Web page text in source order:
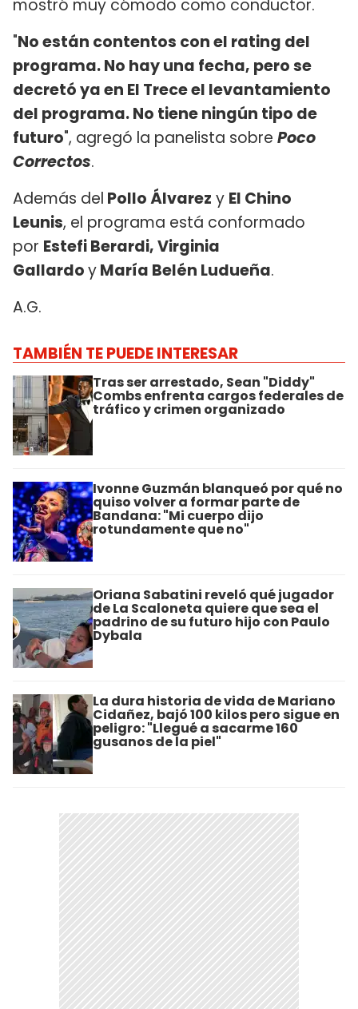
mostró muy cómodo como conductor.
"No están contentos con el rating del
programa. No hay una fecha, pero se
decretó ya en El Trece el levantamiento
del programa. No tiene ningún tipo de
futuro", agregó la panelista sobre Poco
Correctos.
Además del Pollo Álvarez y El Chino
Leunis, el programa está conformado
por Estefi Berardi, Virginia
GallardoyMaría Belén Ludueña.
A.G.
TAMBIÉN TE PUEDE INTERESAR
Tras ser arrestado, Sean "Diddy"
Combs enfrenta cargos federales de
tráfico y crimen organizado
Ivonne Guzmán blanqueó por qué no
quiso volver a formar parte de
Bandana: "Mi cuerpo dijo
rotundamente que no"
Oriana Sabatini reveló qué jugador
de La Scaloneta quiere que sea el
padrino de su futuro hijo con Paulo
Dybala
La dura historia de vida de Mariano
Cidañez, bajó 100 kilos pero sigue en
peligro: "Llegué a sacarme 160
gusanos de la piel"